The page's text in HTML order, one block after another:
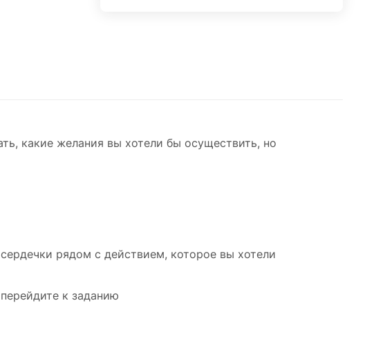
какие желания вы хотели бы осуществить, но
рядом с действием, которое вы хотели
к заданию